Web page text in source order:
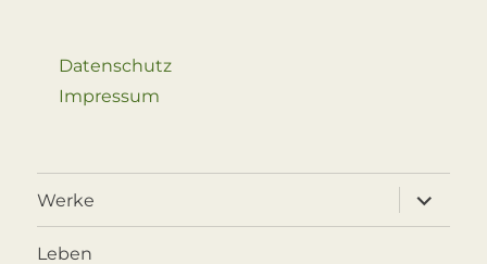
Datenschutz
Impressum
Werke
öffnen
Leben